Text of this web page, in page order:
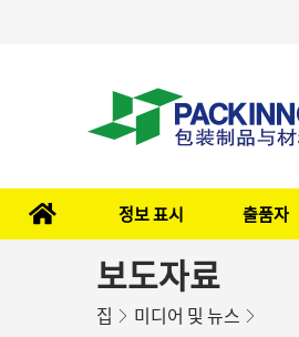
정보 표시 출품자
보도자료
집 미디어 및 뉴스